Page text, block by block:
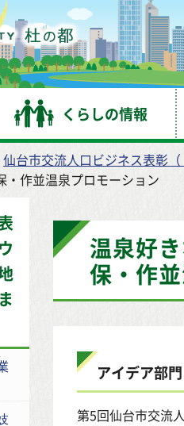
仙台市
くらしの情報
仙台市交流人口ビジネス表彰
作並温泉プロモーション
温泉好
保・作
アイデア部
第5回仙台市交流